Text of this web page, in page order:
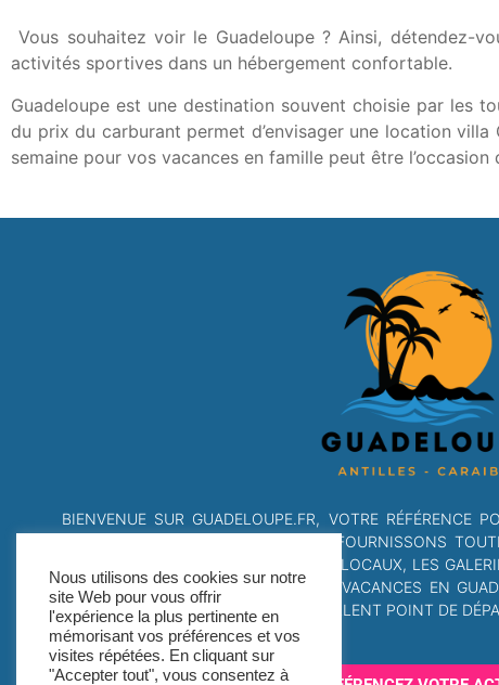
Vous souhaitez voir le Guadeloupe ? Ainsi,
activités sportives dans un hébergement confortable.
Guadeloupe est une destination souvent choisie par les
du prix du carburant permet d’envisager une location
semaine pour vos vacances en famille peut être
BIENVENUE SUR GUADELOUPE.FR, VOTRE RÉFÉRENCE
DANS LES DOM-TOM. NOUS VOUS FOURNISSONS
ADRESSES CHAUDES, LES CONSEILS LOCAUX, LES
SI VOUS ÊTES À LA RECHERCHE DE VACANCES EN
CARAÏBES, NOTRE SITE EST UN EXCELLENT POINT DE
Nous utilisons des cookies sur notre
site Web pour vous offrir
l'expérience la plus pertinente en
mémorisant vos préférences et vos
visites répétées. En cliquant sur
"Accepter tout", vous consentez à